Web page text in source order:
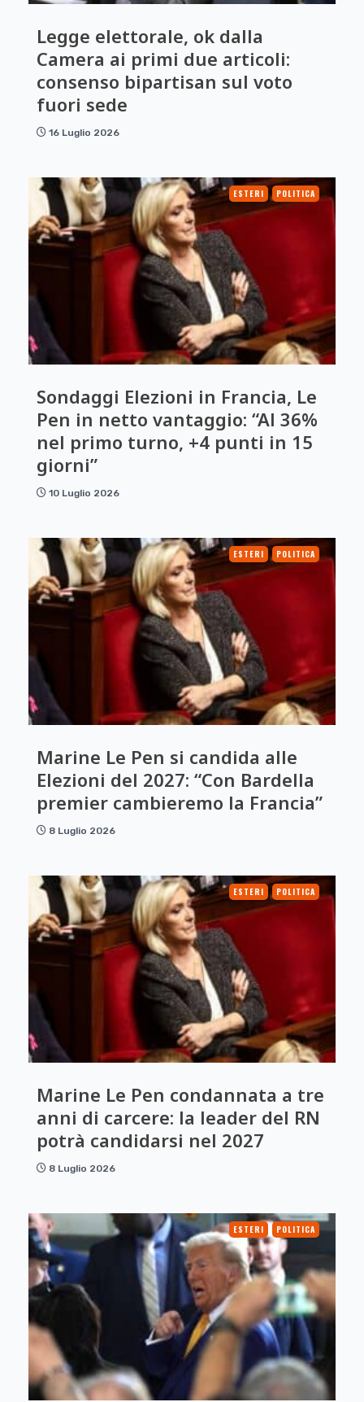
Legge elettorale, ok dalla
Camera ai primi due articoli:
consenso bipartisan sul voto
fuori sede
16 Luglio 2026
ESTERI POLITICA
Sondaggi Elezioni in Francia, Le
Pen in netto vantaggio: “Al 36%
nel primo turno, +4 punti in 15
giorni”
10 Luglio 2026
ESTERI POLITICA
Marine Le Pen si candida alle
Elezioni del 2027: “Con Bardella
premier cambieremo la Francia”
8 Luglio 2026
ESTERI POLITICA
Marine Le Pen condannata a tre
anni di carcere: la leader del RN
potrà candidarsi nel 2027
8 Luglio 2026
ESTERI POLITICA